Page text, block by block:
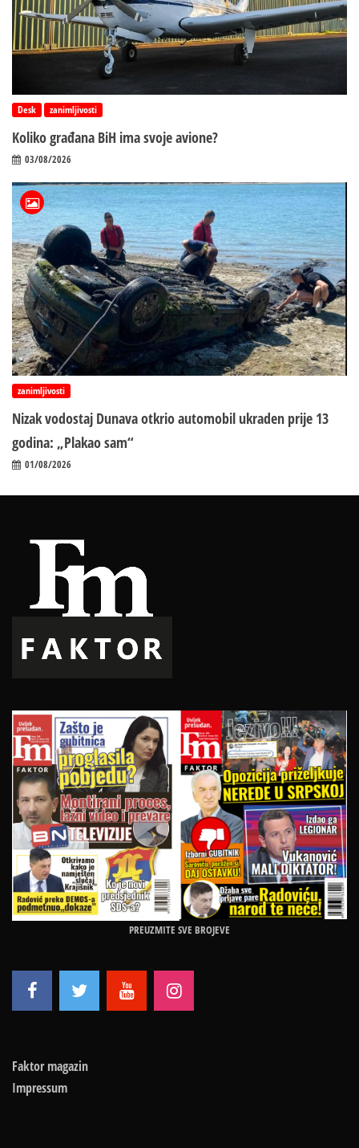
Desk zanimljivosti
Koliko građana BiH ima svoje avione?
03/08/2026
zanimljivosti
Nizak vodostaj Dunava otkrio automobil ukraden prije 13
godina: „Plakao sam“
01/08/2026
PREUZMITE SVE BROJEVE
Faktor magazin
Impressum